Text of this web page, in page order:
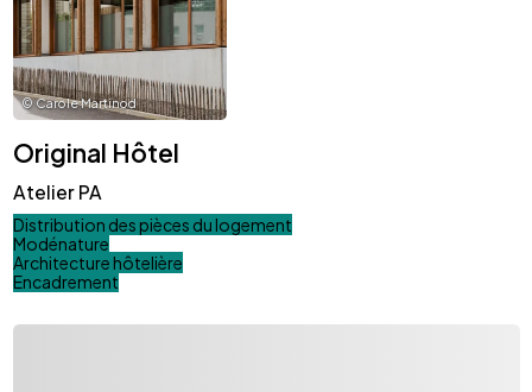
©Carole Martinod
Original Hôtel
Atelier PA
Distribution des pièces du logement
Modénature
Architecture hôtelière
Encadrement